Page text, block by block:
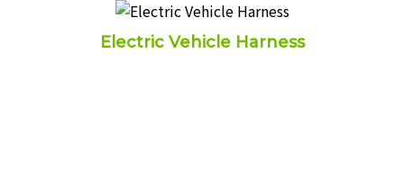
Electric Vehicle Harness